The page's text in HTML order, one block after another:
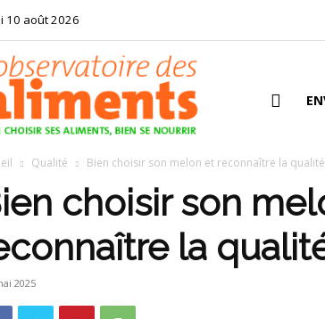
10 août 2026
Qualité Bien choisir son melon et reconnaître la qualité
choisir son
la
2025